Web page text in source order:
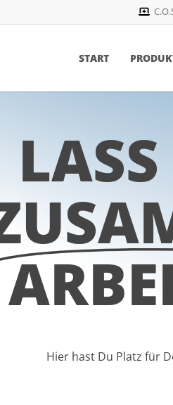
START
Hier hast Du Platz für